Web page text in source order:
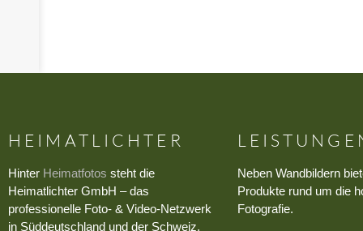
HEIMATLICHTER
Hinter Heimatfotos steht die
Heimatlichter GmbH – das
professionelle Foto- & Video-Netzwerk
in Süddeutschland und der Schweiz.
Neben Wandbildern
Produkte rund um die
Fotografie.